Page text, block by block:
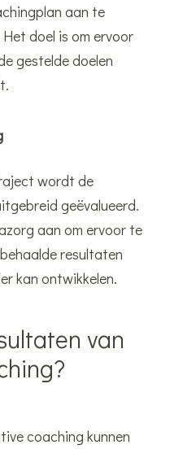
aan te
doel is om ervoor
gestelde doelen
wordt de
geëvalueerd.
aan om ervoor te
resultaten
kan ontwikkelen.
van
coaching kunnen